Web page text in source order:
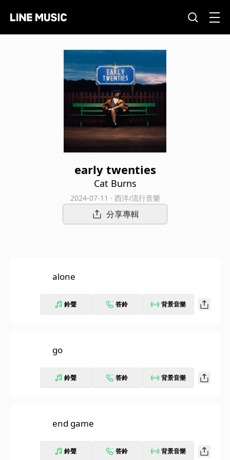
early twenties
Cat Burns
2024-07-11 · 西洋/流行音樂
分享專輯
alone
鈴聲 答鈴 背景音樂
go
鈴聲 答鈴 背景音樂
end game
鈴聲 答鈴 背景音樂